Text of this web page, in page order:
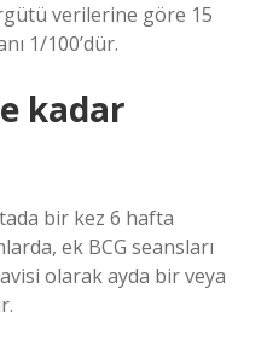
verilerine göre 15
1/100’dür.
kadar
bir kez 6 hafta
ek BCG seansları
olarak ayda bir veya